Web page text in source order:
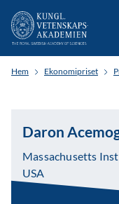
Hem Ekonomipriset
Daron
Massachusetts
USA